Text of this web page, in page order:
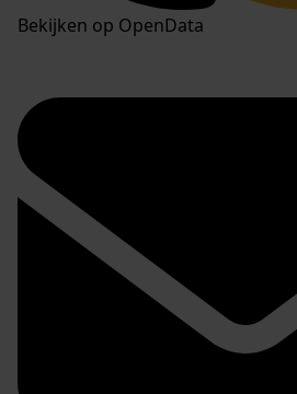
Bekijken op OpenData